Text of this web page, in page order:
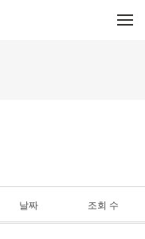
날짜 조회 수